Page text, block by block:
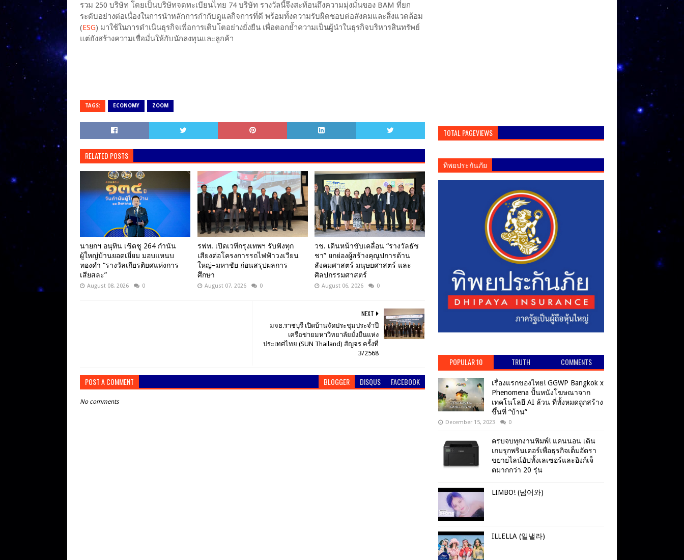
รวม 250 บริษัท โดยเป็นบริษัทจดทะเบียนไทย 74 บริษัท รางวัลนี้จึงสะท้อนถึงความมุ่งมั่นของ BAM ที่ยก
ระดับอย่างต่อเนื่องในการนำหลักการกำกับดูแลกิจการที่ดี พร้อมทั้งความรับผิดชอบต่อสังคมและสิ่งแวดล้อม
(ESG) มาใช้ในการดำเนินธุรกิจเพื่อการเติบโตอย่างยั่งยืน เพื่อตอกย้ำความเป็นผู้นำในธุรกิจบริหารสินทรัพย์
แต่ยังสร้างความเชื่อมั่นให้กับนักลงทุนและลูกค้า
TAGS: ECONOMY ZOOM
RELATED POSTS
นายกฯ อนุทิน เชิดชู 264 กำนัน
ผู้ใหญ่บ้านยอดเยี่ยม มอบแหนบ
ทองคำ “รางวัลเกียรติยศแห่งการ
เสียสละ”
August 08, 2026 0
รฟท. เปิดเวทีกรุงเทพฯ รับฟังทุก
เสียงต่อโครงการรถไฟฟ้าวงเวียน
ใหญ่–มหาชัย ก่อนสรุปผลการ
ศึกษา
August 07, 2026 0
วช. เดินหน้าขับเคลื่อน “รางวัลธัช
ชา” ยกย่องผู้สร้างคุณูปการด้าน
สังคมศาสตร์ มนุษยศาสตร์ และ
ศิลปกรรมศาสตร์
August 06, 2026 0
NEXT
มจธ.ราชบุรี เปิดบ้านจัดประชุมประจำปี
เครือข่ายมหาวิทยาลัยยั่งยืนแห่ง
ประเทศไทย (SUN Thailand) สัญจร ครั้งที่
3/2568
POST A COMMENT BLOGGER DISQUS FACEBOOK
No comments
TOTAL PAGEVIEWS
ทิพยประกันภัย
POPULAR 10 TRUTH COMMENTS
เรื่องแรกของไทย! GGWP Bangkok x
Phenomena ปั้นหนังโฆษณาจาก
เทคโนโลยี AI ล้วน ที่ทั้งหมดถูกสร้าง
ขึ้นที่ “บ้าน”
December 15, 2023 0
ครบจบทุกงานพิมพ์! แคนนอน เดิน
เกมรุกพรินเตอร์เพื่อธุรกิจเต็มอัตรา
ขยายไลน์อัปทั้งเลเซอร์และอิงก์เจ็
ตมากกว่า 20 รุ่น
LIMBO! (넘어와)
ILLELLA (일낼라)